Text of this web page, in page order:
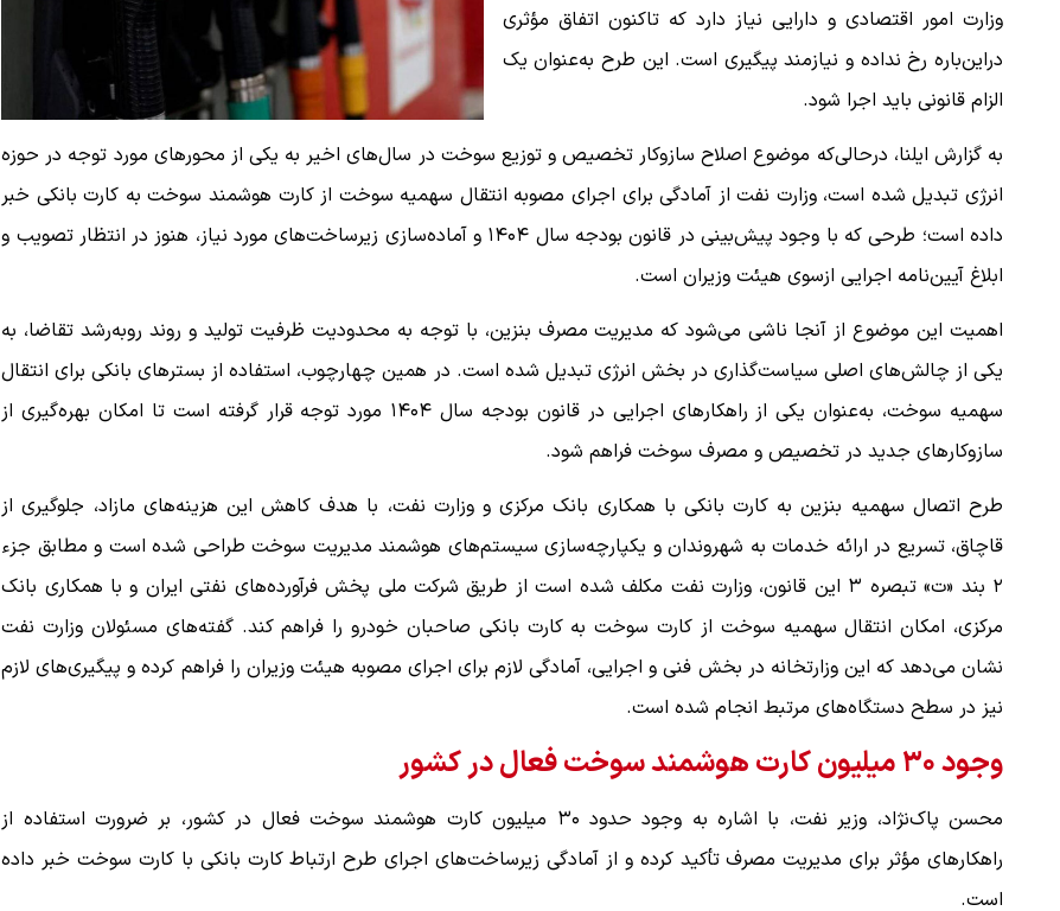
وزارت امور اقتصادی و دارایی نیاز دارد که تاکنون اتفاق مؤثری
دراین‌باره رخ نداده و نیازمند پیگیری است. این طرح به‌عنوان یک
الزام قانونی باید اجرا شود.
به گزارش ایلنا، درحالی‌که موضوع اصلاح سازوکار تخصیص و توزیع سوخت در سال‌های اخیر به یکی از محورهای مورد توجه در حوزه
انرژی تبدیل شده است، وزارت نفت از آمادگی برای اجرای مصوبه انتقال سهمیه سوخت از کارت هوشمند سوخت به کارت بانکی خبر
داده است؛ طرحی که با وجود پیش‌بینی در قانون بودجه سال ۱۴۰۴ و آماده‌سازی زیرساخت‌های مورد نیاز، هنوز در انتظار تصویب و
ابلاغ آیین‌نامه اجرایی ازسوی هیئت وزیران است.
اهمیت این موضوع از آنجا ناشی می‌شود که مدیریت مصرف بنزین، با توجه به محدودیت ظرفیت تولید و روند روبه‌رشد تقاضا، به
یکی از چالش‌های اصلی سیاست‌گذاری در بخش انرژی تبدیل شده است. در همین چهارچوب، استفاده از بسترهای بانکی برای انتقال
سهمیه سوخت، به‌عنوان یکی از راهکارهای اجرایی در قانون بودجه سال ۱۴۰۴ مورد توجه قرار گرفته است تا امکان بهره‌گیری از
سازوکارهای جدید در تخصیص و مصرف سوخت فراهم شود.
طرح اتصال سهمیه بنزین به کارت بانکی با همکاری بانک مرکزی و وزارت نفت، با هدف کاهش این هزینه‌های مازاد، جلوگیری از
قاچاق، تسریع در ارائه خدمات به شهروندان و یکپارچه‌سازی سیستم‌های هوشمند مدیریت سوخت طراحی شده است و مطابق جزء
۲ بند «ت» تبصره ۳ این قانون، وزارت نفت مکلف شده است از طریق شرکت ملی پخش فرآورده‌های نفتی ایران و با همکاری بانک
مرکزی، امکان انتقال سهمیه سوخت از کارت سوخت به کارت بانکی صاحبان خودرو را فراهم کند. گفته‌های مسئولان وزارت نفت
نشان می‌دهد که این وزارتخانه در بخش فنی و اجرایی، آمادگی لازم برای اجرای مصوبه هیئت وزیران را فراهم کرده و پیگیری‌های لازم
نیز در سطح دستگاه‌های مرتبط انجام شده است.
وجود ۳۰ میلیون کارت هوشمند سوخت فعال در کشور
محسن پاک‌نژاد، وزیر نفت، با اشاره به وجود حدود ۳۰ میلیون کارت هوشمند سوخت فعال در کشور، بر ضرورت استفاده از
راهکارهای مؤثر برای مدیریت مصرف تأکید کرده و از آمادگی زیرساخت‌های اجرای طرح ارتباط کارت بانکی با کارت سوخت خبر داده
است.